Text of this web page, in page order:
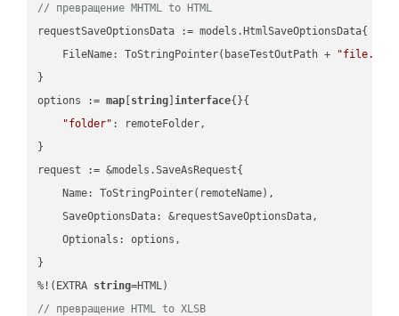
// превращение MHTML to HTML
requestSaveOptionsData := models.HtmlSaveOptionsData{
    FileName: ToStringPointer(baseTestOutPath +
}
options := map string ]interface{}{
"folder" : remoteFolder,
}
request := &models.SaveAsRequest{
    Name: ToStringPointer(remoteName),
    SaveOptionsData: &requestSaveOptionsData,
    Optionals: options,
}
%!(EXTRA string
// превращение HTML to XLSB